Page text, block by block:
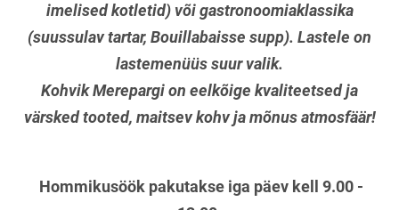
imelised kotletid) või gastronoomiaklassika
(suussulav tartar, Bouillabaisse supp). Lastele on
lastemenüüs suur valik.
Kohvik Merepargi on eelkõige kvaliteetsed ja
värsked tooted, maitsev kohv ja mõnus atmosfäär!
Hommikusöök pakutakse iga päev kell 9.00 -